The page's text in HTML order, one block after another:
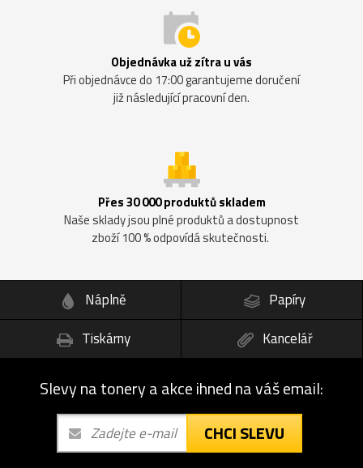
Objednávka už zítra u vás
Při objednávce do 17:00 garantujeme doručení
již následující pracovní den.
Přes 30 000 produktů skladem
Naše sklady jsou plné produktů a dostupnost
zboží 100 % odpovídá skutečnosti.
Náplně
Papíry
Tiskárny
Kancelář
Slevy na tonery a akce ihned na váš email:
CHCI SLEVU